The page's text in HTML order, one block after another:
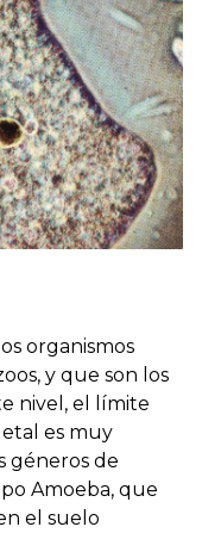
organismos
y que son los
nivel, el límite
es muy
géneros de
Amoeba, que
el suelo